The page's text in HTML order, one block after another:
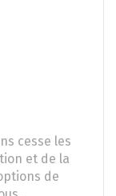
cesse les
et de la
de